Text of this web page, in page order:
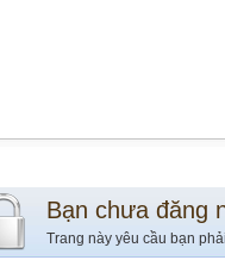
Bạn chưa đăng
Trang này yêu cầu bạn